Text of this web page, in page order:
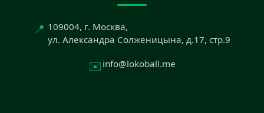
📍 109004, г. Москва,
ул. Александра Солженицына, д.17, стр.9
✉️ info@lokoball.me